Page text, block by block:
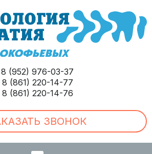
8 (952) 976-03-37
8 (861) 220-14-77
8 (861) 220-14-76
ЗВОНОК